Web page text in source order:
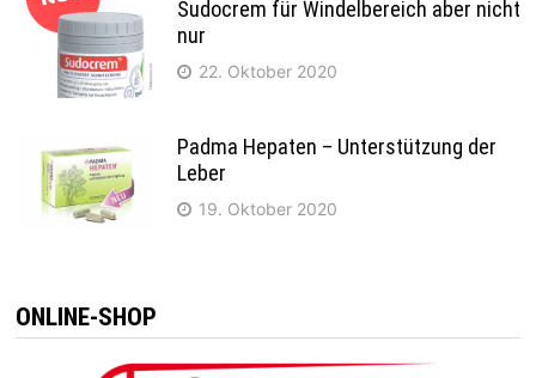
Sudocrem für Windelbereich aber nicht
nur
22. Oktober 2020
Padma Hepaten – Unterstützung der
Leber
19. Oktober 2020
ONLINE-SHOP